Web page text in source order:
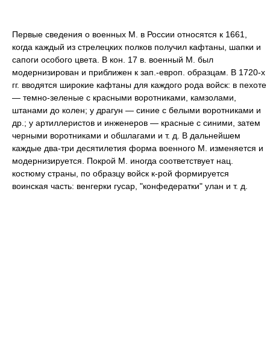
Первые сведения о военных М. в России относятся к 1661,
когда каждый из стрелецких полков получил кафтаны, шапки и
сапоги особого цвета. В кон. 17 в. военный М. был
модернизирован и приближен к зап.-европ. образцам. В 1720-х
гг. вводятся широкие кафтаны для каждого рода войск: в пехоте
— темно-зеленые с красными воротниками, камзолами,
штанами до колен; у драгун — синие с белыми воротниками и
др.; у артиллеристов и инженеров — красные с синими, затем
черными воротниками и обшлагами и т. д. В дальнейшем
каждые два-три десятилетия форма военного М. изменяется и
модернизируется. Покрой М. иногда соответствует нац.
костюму страны, по образцу войск к-рой формируется
воинская часть: венгерки гусар, "конфедератки" улан и т. д.